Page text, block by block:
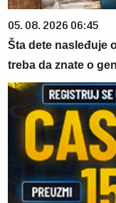
05. 08. 2026 06:45
Šta dete nasleđuje
treba da znate o